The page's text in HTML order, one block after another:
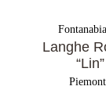
Langhe
“Lin”